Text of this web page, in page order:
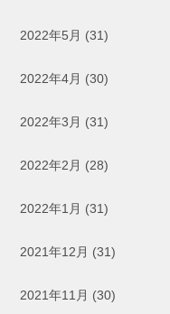
2022年5月 (31)
2022年4月 (30)
2022年3月 (31)
2022年2月 (28)
2022年1月 (31)
2021年12月 (31)
2021年11月 (30)